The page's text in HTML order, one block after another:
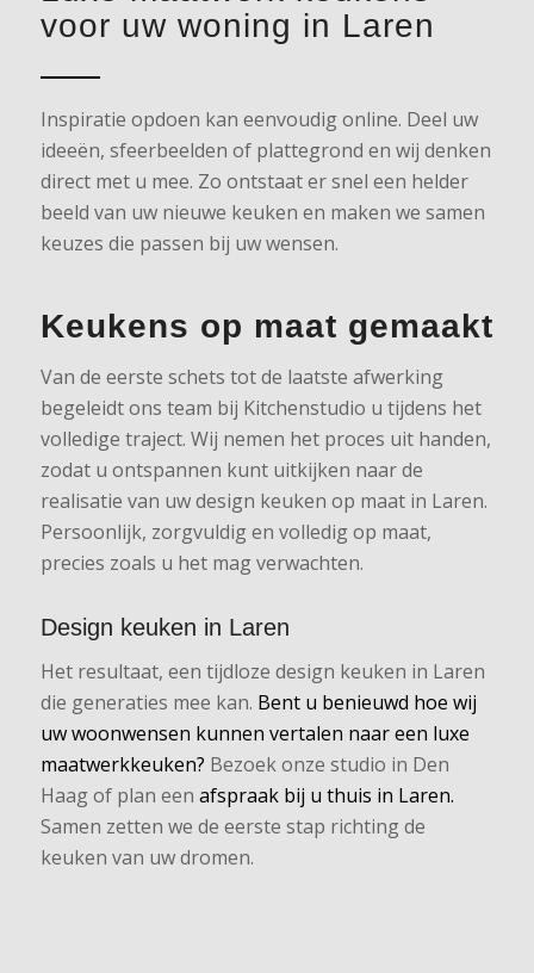
voor uw woning in Laren
Inspiratie opdoen kan eenvoudig online. Deel uw
ideeën, sfeerbeelden of plattegrond en wij denken
direct met u mee. Zo ontstaat er snel een helder
beeld van uw nieuwe keuken en maken we samen
keuzes die passen bij uw wensen.
Keukens op maat gemaakt
Van de eerste schets tot de laatste afwerking
begeleidt ons team bij Kitchenstudio u tijdens het
volledige traject. Wij nemen het proces uit handen,
zodat u ontspannen kunt uitkijken naar de
realisatie van uw design keuken op maat in Laren.
Persoonlijk, zorgvuldig en volledig op maat,
precies zoals u het mag verwachten.
Design keuken in Laren
Het resultaat, een tijdloze design keuken in Laren
die generaties mee kan. Bent u benieuwd hoe wij
uw woonwensen kunnen vertalen naar een luxe
maatwerkkeuken? Bezoek onze studio in Den
Haag of plan een afspraak bij u thuis in Laren.
Samen zetten we de eerste stap richting de
keuken van uw dromen.